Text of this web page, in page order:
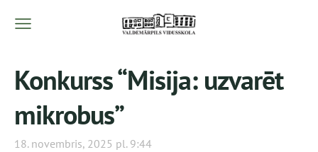
Konkurss “Misija: uzvarēt
mikrobus”
18. novembris, 2025 pl. 9:44